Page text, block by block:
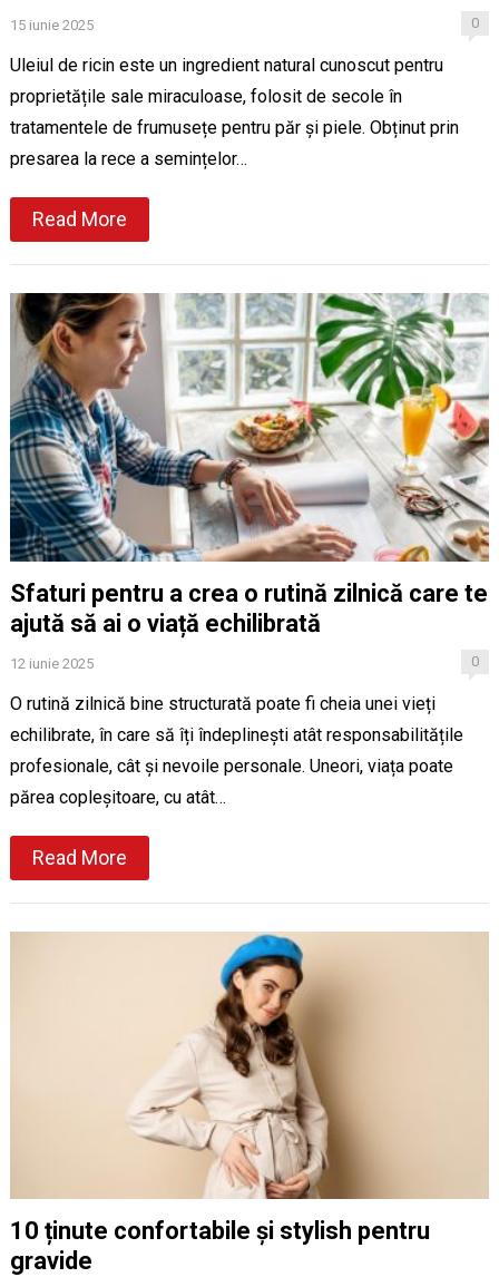
15 iunie 2025 0
Uleiul de ricin este un ingredient natural cunoscut pentru
proprietățile sale miraculoase, folosit de secole în
tratamentele de frumusețe pentru păr și piele. Obținut prin
presarea la rece a semințelor…
Read More
Sfaturi pentru a crea o rutină zilnică care te
ajută să ai o viață echilibrată
12 iunie 2025 0
O rutină zilnică bine structurată poate fi cheia unei vieți
echilibrate, în care să îți îndeplinești atât responsabilitățile
profesionale, cât și nevoile personale. Uneori, viața poate
părea copleșitoare, cu atât…
Read More
10 ținute confortabile și stylish pentru
gravide